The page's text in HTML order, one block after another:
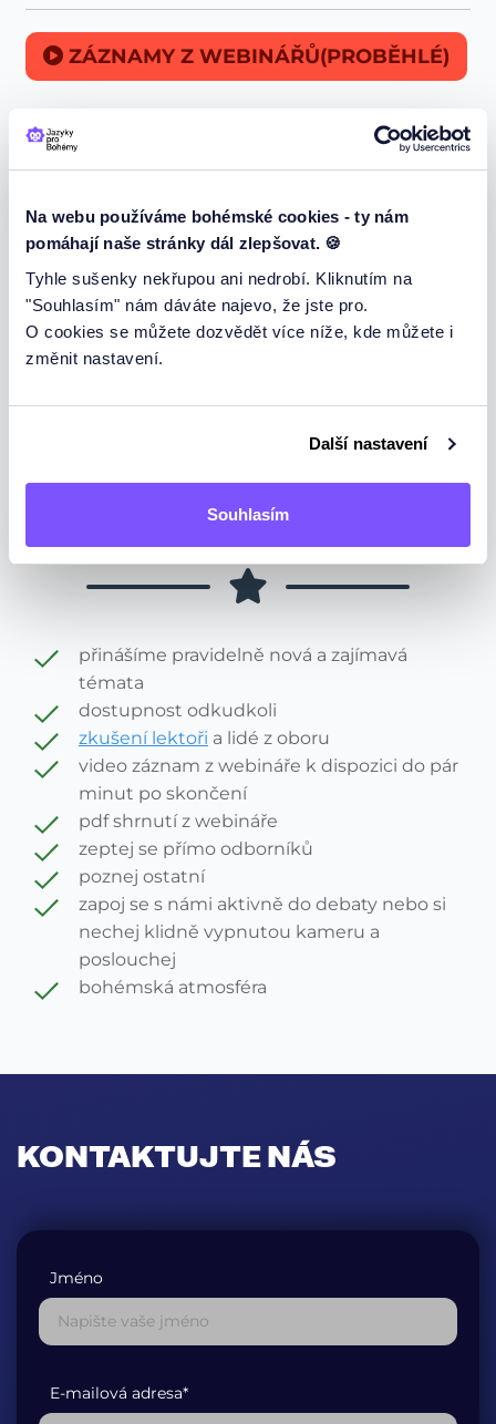
Na webu používáme bohémské cookies - ty nám
pomáhají naše stránky dál zlepšovat. 🍪
Tyhle sušenky nekřupou ani nedrobí. Kliknutím na
"Souhlasím" nám dáváte najevo, že jste pro.
O cookies se můžete dozvědět více níže, kde můžete i
změnit nastavení.
Další nastavení
Souhlasím
ZÁZNAMY Z WEBINÁŘŮ(PROBĚHLÉ)
Němčina pro Bohémy
Podpořte nás recenzí na google
Za každou recenzi Vám děkujeme.
VÝHODY WEBINÁŘE
přinášíme pravidelně nová a zajímavá
témata
dostupnost odkudkoli
zkušení lektoři a lidé z oboru
video záznam z webináře k dispozici do pár
minut po skončení
pdf shrnutí z webináře
zeptej se přímo odborníků
poznej ostatní
zapoj se s námi aktivně do debaty nebo si
nechej klidně vypnutou kameru a
poslouchej
bohémská atmosféra
KONTAKTUJTE NÁS
Jméno
E-mailová adresa*